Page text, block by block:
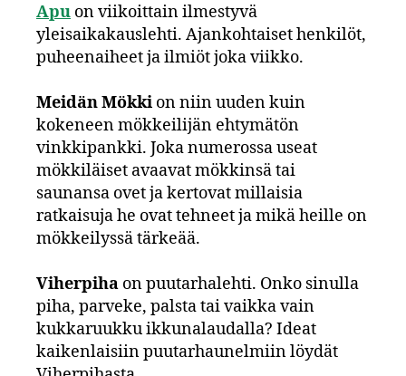
Apu on viikoittain ilmestyvä
yleisaikakauslehti. Ajankohtaiset henkilöt,
puheenaiheet ja ilmiöt joka viikko.
Meidän Mökki on niin uuden kuin
kokeneen mökkeilijän ehtymätön
vinkkipankki. Joka numerossa useat
mökkiläiset avaavat mökkinsä tai
saunansa ovet ja kertovat millaisia
ratkaisuja he ovat tehneet ja mikä heille on
mökkeilyssä tärkeää.
Viherpiha on puutarhalehti. Onko sinulla
piha, parveke, palsta tai vaikka vain
kukkaruukku ikkunalaudalla? Ideat
kaikenlaisiin puutarhaunelmiin löydät